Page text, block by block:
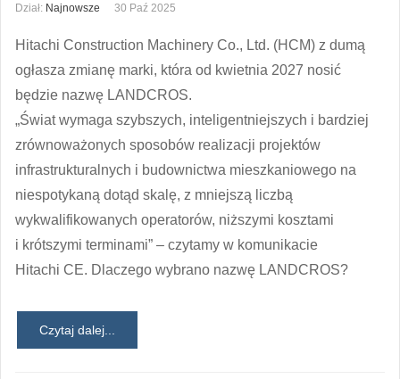
Dział: Najnowsze 30 Paź 2025
Hitachi Construction Machinery Co., Ltd. (HCM) z dumą
ogłasza zmianę marki, która od kwietnia 2027 nosić
będzie nazwę LANDCROS.
„Świat wymaga szybszych, inteligentniejszych i bardziej
zrównoważonych sposobów realizacji projektów
infrastrukturalnych i budownictwa mieszkaniowego na
niespotykaną dotąd skalę, z mniejszą liczbą
wykwalifikowanych operatorów, niższymi kosztami
i krótszymi terminami” – czytamy w komunikacie
Hitachi CE. Dlaczego wybrano nazwę LANDCROS?
Czytaj dalej...